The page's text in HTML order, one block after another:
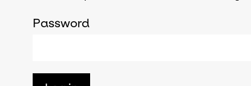
Password